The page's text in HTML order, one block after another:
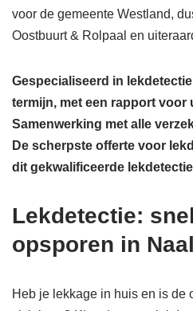
voor de gemeente Westland,
Oostbuurt & Rolpaal en
Gespecialiseerd in
termijn, met een rapport voor
Samenwerking met alle
De scherpste offerte voor
dit gekwalificeerde
Lekdetectie:
opsporen in
Heb je lekkage in huis en is de